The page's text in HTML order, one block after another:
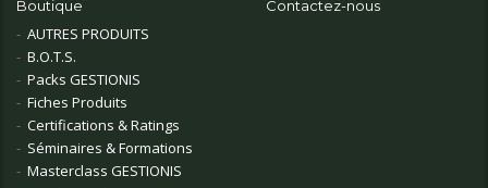
Boutique
AUTRES PRODUITS
B.O.T.S.
Packs GESTIONIS
Fiches Produits
Certifications & Ratings
Séminaires & Formations
Masterclass GESTIONIS
Contactez-nous